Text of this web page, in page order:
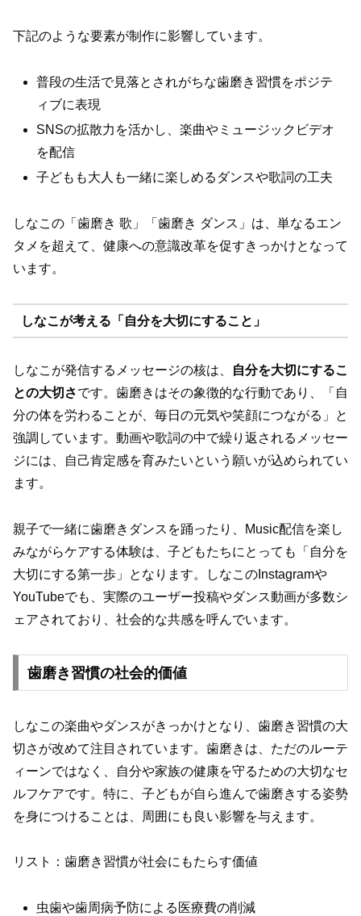
下記のような要素が制作に影響しています。
普段の生活で見落とされがちな歯磨き習慣をポジテ
ィブに表現
SNSの拡散力を活かし、楽曲やミュージックビデオ
を配信
子どもも大人も一緒に楽しめるダンスや歌詞の工夫
しなこの「歯磨き 歌」「歯磨き ダンス」は、単なるエン
タメを超えて、健康への意識改革を促すきっかけとなって
います。
しなこが考える「自分を大切にすること」
しなこが発信するメッセージの核は、
自分を大切にするこ
との大切さです。歯磨きはその象徴的な行動であり、「自
分の体を労わることが、毎日の元気や笑顔につながる」と
強調しています。動画や歌詞の中で繰り返されるメッセー
ジには、自己肯定感を育みたいという願いが込められてい
ます。
親子で一緒に歯磨きダンスを踊ったり、Music配信を楽し
みながらケアする体験は、子どもたちにとっても「自分を
大切にする第一歩」となります。しなこのInstagramや
YouTubeでも、実際のユーザー投稿やダンス動画が多数シ
ェアされており、社会的な共感を呼んでいます。
歯磨き習慣の社会的価値
しなこの楽曲やダンスがきっかけとなり、歯磨き習慣の大
切さが改めて注目されています。歯磨きは、ただのルーテ
ィーンではなく、自分や家族の健康を守るための大切なセ
ルフケアです。特に、子どもが自ら進んで歯磨きする姿勢
を身につけることは、周囲にも良い影響を与えます。
リスト：歯磨き習慣が社会にもたらす価値
虫歯や歯周病予防による医療費の削減